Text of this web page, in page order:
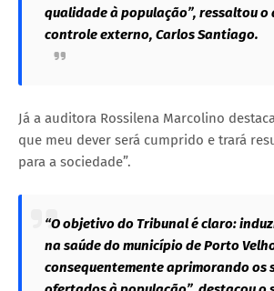
qualidade à população”, ressaltou o
controle externo, Carlos Santiago.
Já a auditora Rossilena Marcolino
que meu dever será cumprido e trará
para a sociedade”.
“O objetivo do Tribunal é claro:
na saúde do município de Porto
consequentemente aprimorando os